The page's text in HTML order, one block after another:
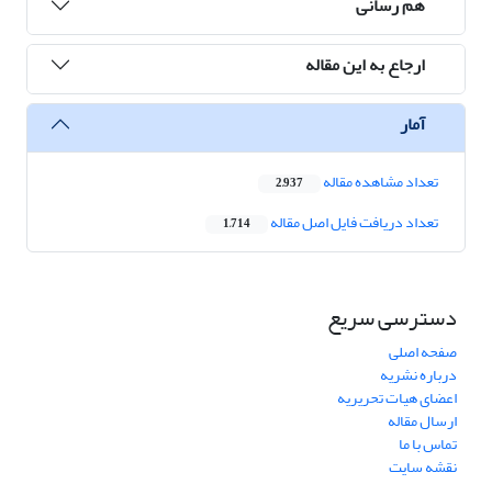
ارجاع به این مقاله
آمار
تعداد مشاهده مقاله 2,937
تعداد دریافت فایل اصل مقاله 1,714
دسترسی سریع
صفحه اصلی
درباره نشریه
اعضای هیات تحریریه
ارسال مقاله
تماس با ما
نقشه سایت